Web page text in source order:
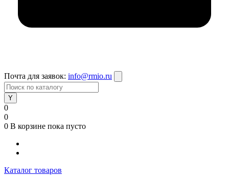
Почта для заявок: info@rmio.ru
0
0
0 В корзине пока пусто
Каталог товаров